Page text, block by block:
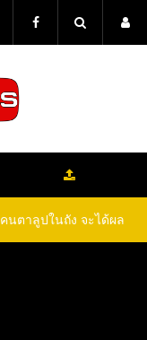
ตาลูปในถัง จะได้ผล
expect that